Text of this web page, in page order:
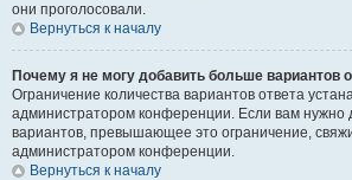
они проголосовали.
Вернуться к началу
Почему я не могу добавить больше вариантов
Ограничение количества вариантов ответа
администратором конференции. Если вам нужно
вариантов, превышающее это ограничение,
администратором конференции.
Вернуться к началу